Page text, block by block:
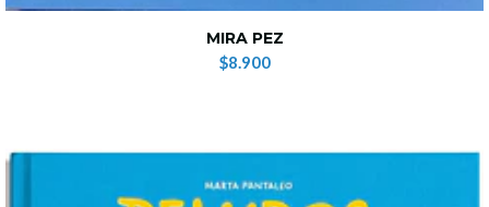
MIRA PEZ
$8.900